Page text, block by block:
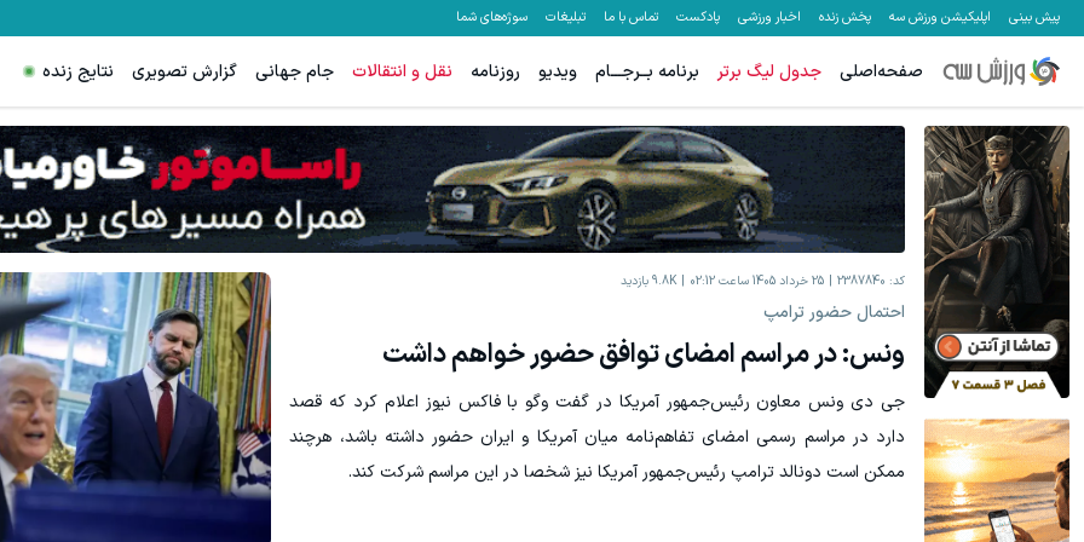
پیش بینی اپلیکیشن ورزش سه پخش زنده اخبار ورزشی پادکست تماس با ما تبلیغات سوژه‌های شما
صفحه‌اصلی جدول لیگ برتر برنامه بــرجـــام ویدیو روزنامه نقل و انتقالات جام جهانی گزارش تصویری نتایج زنده
کد: 2387840 25 خرداد 1405 ساعت 02:12 9.8K بازدید
احتمال حضور ترامپ
ونس: در مراسم امضای توافق حضور خواهم داشت
جی دی ونس معاون رئیس‌جمهور آمریکا در گفت وگو با فاکس نیوز اعلام کرد که قصد
دارد در مراسم رسمی امضای تفاهم‌نامه میان آمریکا و ایران حضور داشته باشد، هرچند
ممکن است دونالد ترامپ رئیس‌جمهور آمریکا نیز شخصا در این مراسم شرکت کند.